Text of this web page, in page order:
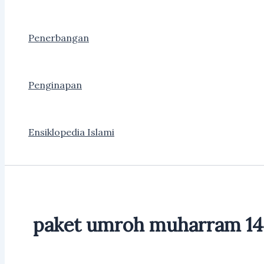
Penerbangan
Penginapan
Ensiklopedia Islami
paket umroh muharram